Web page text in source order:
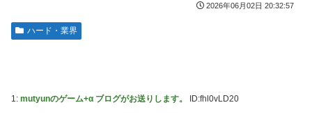
店員「お会計2380円になりまーす」→その後『こう』なっ
なんておらんよな？よな？w w w w w w w w w w w
も。PS5は直近での値上げ可能性低い」
【動画】半ケツ祭り、限界突破ｗｗｗｗｗｗｗｗｗｗｗｗｗ
2026年06月02日 20:32:57
ハード・業界
1: mutyunのゲーム+α ブログがお送りします。 ID:fhl0vLD20